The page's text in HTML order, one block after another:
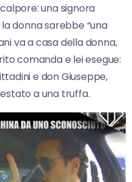
una signora
donna sarebbe “una
va a casa della donna,
comanda e lei esegue:
e don Giuseppe,
a una truffa.